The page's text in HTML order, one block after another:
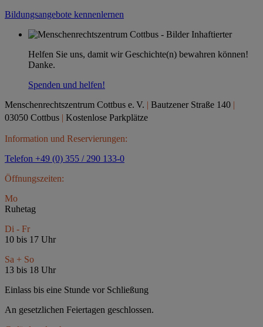
Bildungsangebote kennenlernen
Helfen Sie uns, damit wir Geschichte(n) bewahren können!
Danke.
Spenden und helfen!
Menschenrechtszentrum Cottbus e. V. | Bautzener Straße 140 |
03050 Cottbus | Kostenlose Parkplätze
Information und Reservierungen:
Telefon +49 (0) 355 / 290 133-0
Öffnungszeiten:
Mo
Ruhetag
Di - Fr
10 bis 17 Uhr
Sa + So
13 bis 18 Uhr
Einlass bis eine Stunde vor Schließung
An gesetzlichen Feiertagen geschlossen.